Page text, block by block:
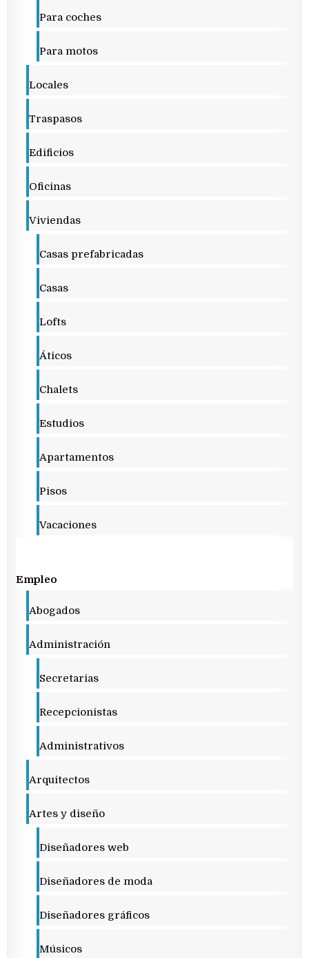
Para coches
Para motos
Locales
Traspasos
Edificios
Oficinas
Viviendas
Casas prefabricadas
Casas
Lofts
Áticos
Chalets
Estudios
Apartamentos
Pisos
Vacaciones
Empleo
Abogados
Administración
Secretarias
Recepcionistas
Administrativos
Arquitectos
Artes y diseño
Diseñadores web
Diseñadores de moda
Diseñadores gráficos
Músicos